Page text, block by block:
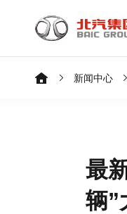
新闻中心
最
辆”